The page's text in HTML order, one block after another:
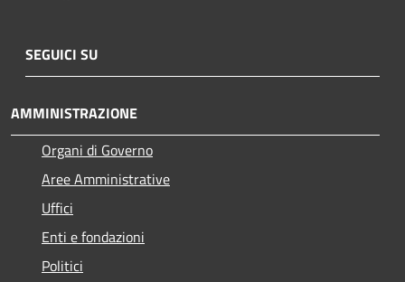
SEGUICI SU
AMMINISTRAZIONE
Organi di Governo
Aree Amministrative
Uffici
Enti e fondazioni
Politici